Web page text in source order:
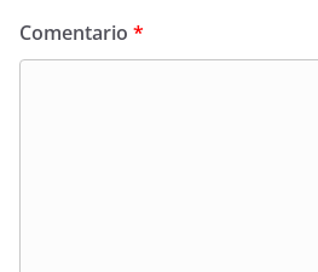
Comentario *